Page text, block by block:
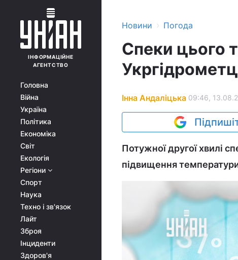
ІНФОРМАЦІЙНЕ
АГЕНТСТВО
Головна
Війна
Україна
Політика
Економіка
Світ
Екологія
Регіони
Спорт
Наука
Техно і зв'язок
Лайт
Зброя
Інциденти
Здоров'я
Новини › Погода
Спеки цього
Інна Андаліцька 09:46,
Потужної другої хвилі
підвищення